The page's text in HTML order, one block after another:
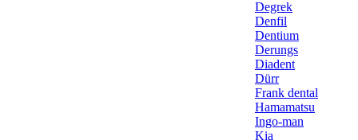
Degrek
Denfil
Dentium
Derungs
Diadent
Dürr
Frank dental
Hamamatsu
Ingo-man
Kia